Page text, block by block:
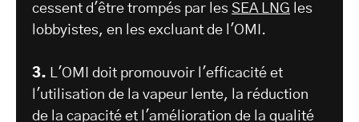
cessent d'être trompés par les SEA LNG les
lobbyistes, en les excluant de l'OMI.
3. L'OMI doit promouvoir l'efficacité et
l'utilisation de la vapeur lente, la réduction
de la capacité et l'amélioration de la qualité